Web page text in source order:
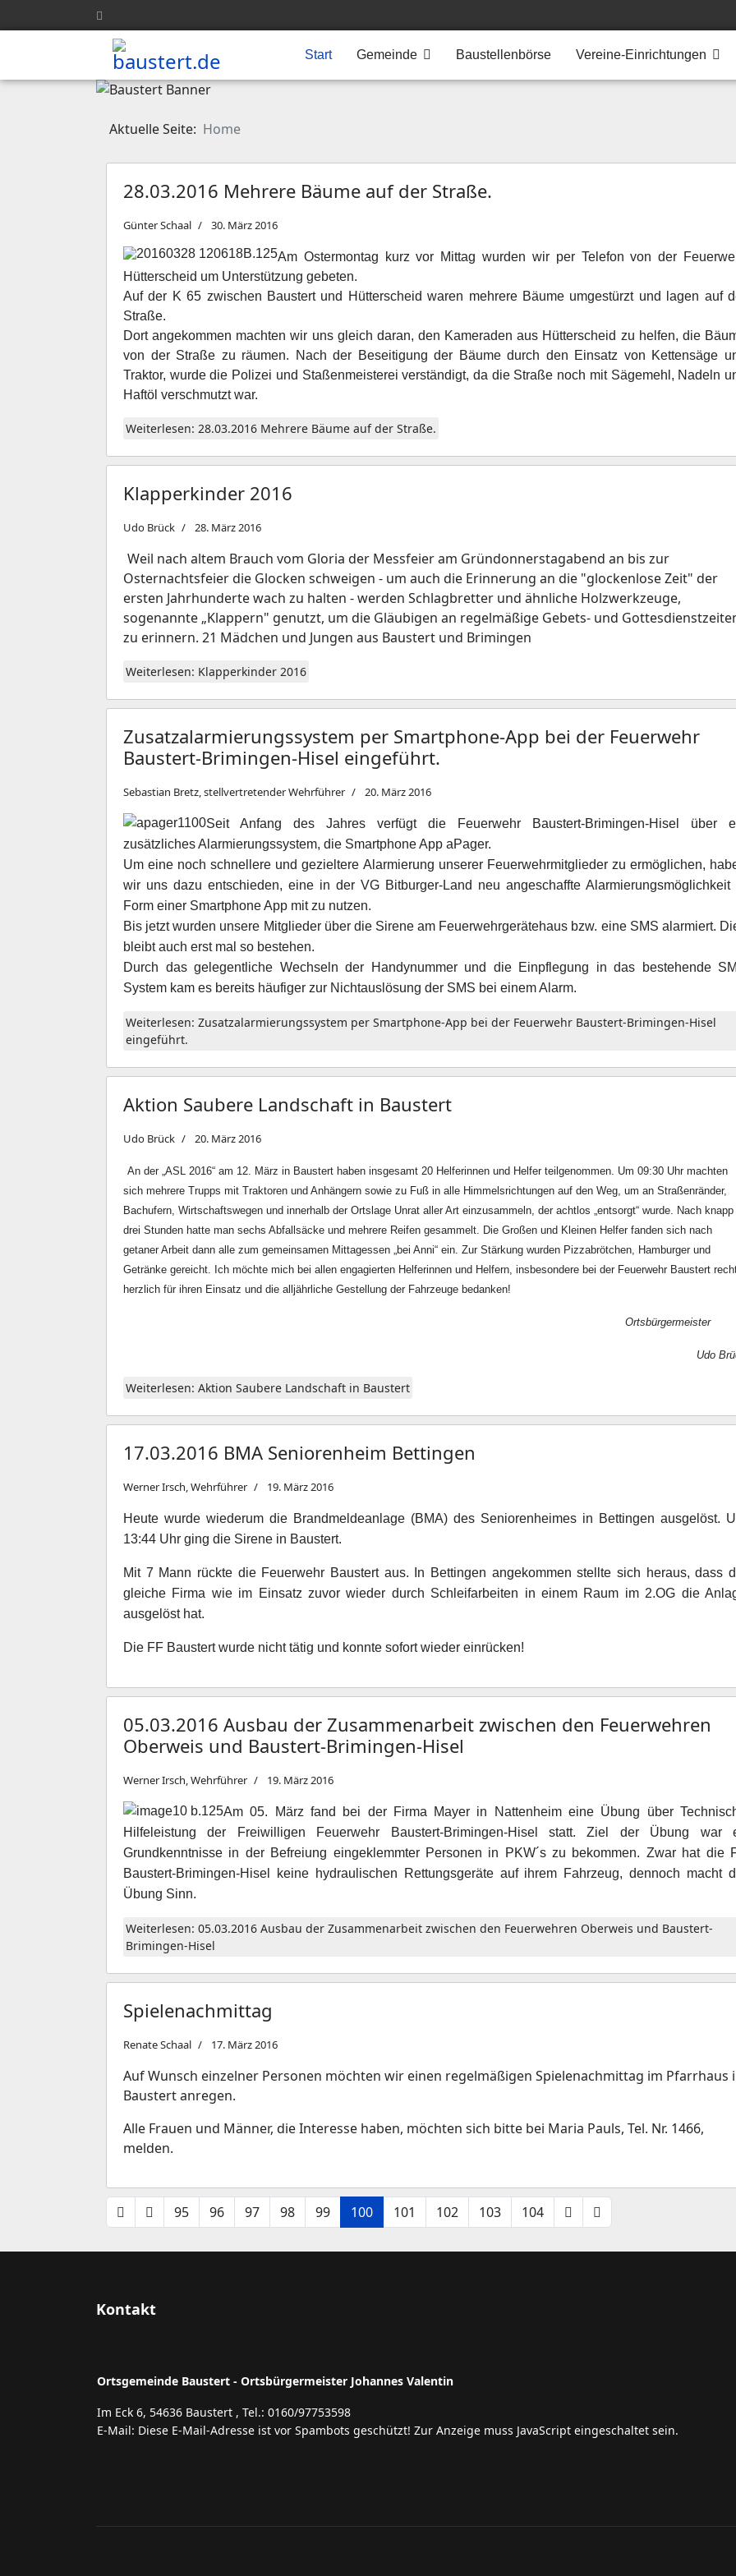
Start Gemeinde Baustellenbörse Vereine-Einrichtungen
Aktuelle Seite: Home
28.03.2016 Mehrere Bäume auf der Straße.
Günter Schaal 30. März 2016
Am Ostermontag kurz vor Mittag wurden wir per Telefon von der
Hütterscheid um Unterstützung gebeten.
Auf der K 65 zwischen Baustert und Hütterscheid waren mehrere Bäume umgestürzt und lagen auf
Straße.
Dort angekommen machten wir uns gleich daran, den Kameraden aus Hütterscheid zu helfen, die
von der Straße zu räumen.
Nach der Beseitigung der Bäume durch den Einsatz von Kettensäge
Traktor, wurde die Polizei und Staßenmeisterei verständigt, da die Straße noch mit Sägemehl, Nadeln
Haftöl verschmutzt war.
Weiterlesen: 28.03.2016 Mehrere Bäume auf der Straße.
Klapperkinder 2016
Udo Brück 28. März 2016
Weil nach altem Brauch vom Gloria der Messfeier am Gründonnerstagabend an bis zur
Osternachtsfeier die Glocken schweigen - um auch die Erinnerung an die "glockenlose Zeit" der
ersten Jahrhunderte wach zu halten - werden Schlagbretter und ähnliche Holzwerkzeuge,
sogenannte „Klappern" genutzt, um die Gläubigen an regelmäßige Gebets- und
zu erinnern. 21 Mädchen und Jungen aus Baustert und Brimingen
Weiterlesen: Klapperkinder 2016
Zusatzalarmierungssystem per Smartphone-App bei der Feuerwehr
Baustert-Brimingen-Hisel eingeführt.
Sebastian Bretz, stellvertretender Wehrführer 20. März 2016
Seit Anfang des Jahres verfügt die Feuerwehr Baustert-Brimingen-Hisel über
zusätzliches Alarmierungssystem, die Smartphone App aPager.
Um eine noch schnellere und gezieltere Alarmierung unserer Feuerwehrmitglieder zu ermöglichen,
wir uns dazu entschieden, eine in der VG Bitburger-Land neu angeschaffte Alarmierungsmöglichkeit
Form einer Smartphone App mit zu nutzen.
Bis jetzt wurden unsere Mitglieder über die Sirene am Feuerwehrgerätehaus bzw. eine SMS alarmiert.
bleibt auch erst mal so bestehen.
Durch das gelegentliche Wechseln der Handynummer und die Einpflegung in das bestehende
System kam es bereits häufiger zur Nichtauslösung der SMS bei einem Alarm.
Weiterlesen: Zusatzalarmierungssystem per Smartphone-App bei der Feuerwehr Baustert-Brimingen-Hisel
eingeführt.
Aktion Saubere Landschaft in Baustert
Udo Brück 20. März 2016
An der „ASL 2016“ am 12. März in Baustert haben insgesamt 20 Helferinnen und Helfer teilgenommen. Um 09:30 Uhr machten
sich mehrere Trupps mit Traktoren und Anhängern sowie zu Fuß in alle Himmelsrichtungen auf den Weg, um an Straßenränder,
Bachufern, Wirtschaftswegen und innerhalb der Ortslage Unrat aller Art einzusammeln, der achtlos „entsorgt“ wurde. Nach knapp
drei Stunden hatte man sechs Abfallsäcke und mehrere Reifen gesammelt. Die Großen und Kleinen Helfer fanden sich nach
getaner Arbeit dann alle zum gemeinsamen Mittagessen „bei Anni“ ein. Zur Stärkung wurden Pizzabrötchen, Hamburger und
Getränke gereicht. Ich möchte mich bei allen engagierten Helferinnen und Helfern, insbesondere bei der Feuerwehr Baustert
herzlich für ihren Einsatz und die alljährliche Gestellung der Fahrzeuge bedanken!
Ortsbürgermeister
Udo
Weiterlesen: Aktion Saubere Landschaft in Baustert
17.03.2016 BMA Seniorenheim Bettingen
Werner Irsch, Wehrführer 19. März 2016
Heute wurde wiederum die Brandmeldeanlage (BMA) des Seniorenheimes in Bettingen ausgelöst.
13:44 Uhr ging die Sirene in Baustert.
Mit 7 Mann rückte die Feuerwehr Baustert aus. In Bettingen angekommen stellte sich heraus, dass
gleiche Firma wie im Einsatz zuvor wieder durch Schleifarbeiten in einem Raum im 2.OG die
ausgelöst hat.
Die FF Baustert wurde nicht tätig und konnte sofort wieder einrücken!
05.03.2016 Ausbau der Zusammenarbeit zwischen den Feuerwehren
Oberweis und Baustert-Brimingen-Hisel
Werner Irsch, Wehrführer 19. März 2016
Am 05. März fand bei der Firma Mayer in Nattenheim eine Übung über
Hilfeleistung der Freiwilligen Feuerwehr Baustert-Brimingen-Hisel statt. Ziel der Übung war
Grundkenntnisse in der Befreiung eingeklemmter Personen in PKW´s zu bekommen. Zwar hat die
Baustert-Brimingen-Hisel keine hydraulischen Rettungsgeräte auf ihrem Fahrzeug, dennoch macht
Übung Sinn.
Weiterlesen: 05.03.2016 Ausbau der Zusammenarbeit zwischen den Feuerwehren Oberweis und Baustert-
Brimingen-Hisel
Spielenachmittag
Renate Schaal 17. März 2016
Auf Wunsch einzelner Personen möchten wir einen regelmäßigen Spielenachmittag im Pfarrhaus
Baustert anregen.
Alle Frauen und Männer, die Interesse haben, möchten sich bitte bei Maria Pauls, Tel. Nr. 1466,
melden.
95 96 97 98 99 100 101 102 103 104
Kontakt
Ortsgemeinde Baustert - Ortsbürgermeister Johannes Valentin
Im Eck 6, 54636 Baustert , Tel.: 0160/97753598
E-Mail: Diese E-Mail-Adresse ist vor Spambots geschützt! Zur Anzeige muss JavaScript eingeschaltet sein.